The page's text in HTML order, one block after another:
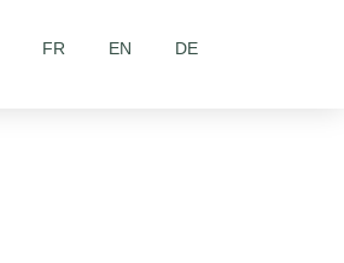
FR EN DE